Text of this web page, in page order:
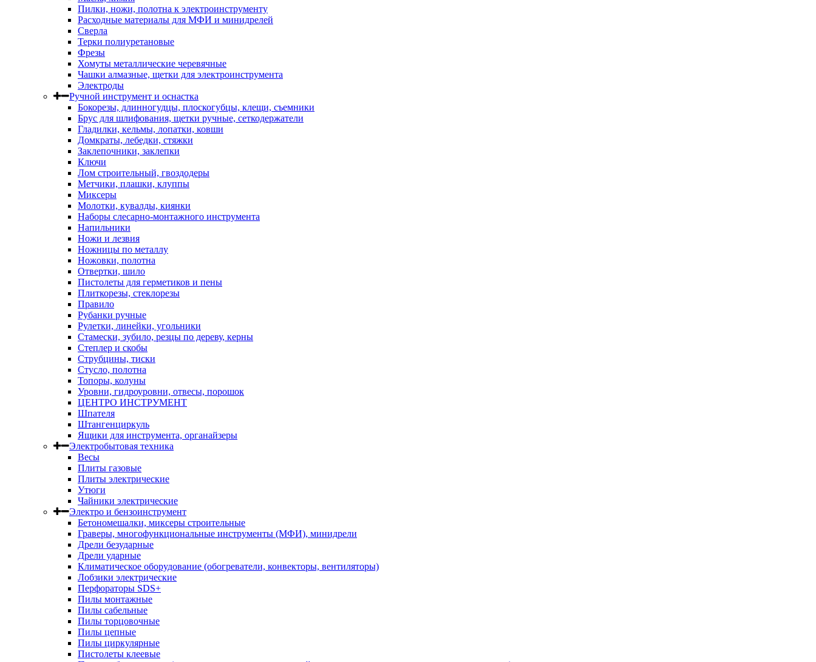
Пилки, ножи, полотна к электроинструменту
Расходные материалы для МФИ и минидрелей
Сверла
Терки полиуретановые
Фрезы
Хомуты металлические черевячные
Чашки алмазные, щетки для электроинструмента
Электроды
Ручной инструмент и оснастка
Бокорезы, длинногудцы, плоскогубцы, клещи, съемники
Брус для шлифования, щетки ручные, сеткодержатели
Гладилки, кельмы, лопатки, ковши
Домкраты, лебедки, стяжки
Заклепочники, заклепки
Ключи
Лом строительный, гвоздодеры
Метчики, плашки, клуппы
Миксеры
Молотки, кувалды, киянки
Наборы слесарно-монтажного инструмента
Напильники
Ножи и лезвия
Ножницы по металлу
Ножовки, полотна
Отвертки, шило
Пистолеты для герметиков и пены
Плиткорезы, стеклорезы
Правило
Рубанки ручные
Рулетки, линейки, угольники
Стамески, зубило, резцы по дереву, керны
Степлер и скобы
Струбцины, тиски
Стусло, полотна
Топоры, колуны
Уровни, гидроуровни, отвесы, порошок
ЦЕНТРО ИНСТРУМЕНТ
Шпателя
Штангенциркуль
Ящики для инструмента, органайзеры
Электробытовая техника
Весы
Плиты газовые
Плиты электрические
Утюги
Чайники электрические
Электро и бензоинструмент
Бетономешалки, миксеры строительные
Граверы, многофункциональные инструменты (МФИ), минидрели
Дрели безударные
Дрели ударные
Климатическое оборудование (обогреватели, конвекторы, вентиляторы)
Лобзики электрические
Перфораторы SDS+
Пилы монтажные
Пилы сабельные
Пилы торцовочные
Пилы цепные
Пилы циркулярные
Пистолеты клеевые